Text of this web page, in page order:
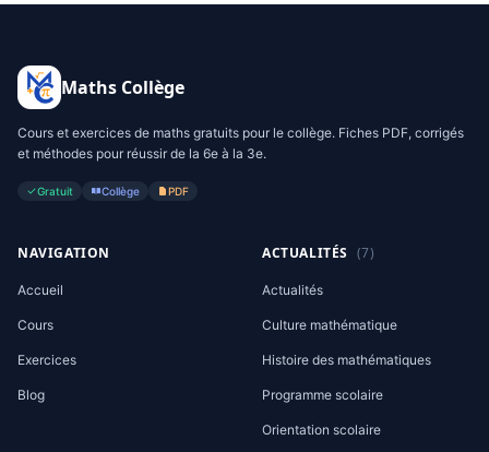
Maths Collège
Cours et exercices de maths gratuits pour le collège. Fiches PDF, corrigés
et méthodes pour réussir de la 6e à la 3e.
Gratuit Collège PDF
NAVIGATION
Accueil
Cours
Exercices
Blog
ACTUALITÉS (7)
Actualités
Culture mathématique
Histoire des mathématiques
Programme scolaire
Orientation scolaire